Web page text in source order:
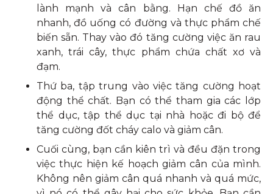
lành mạnh và cân bằng. Hạn chế đồ ăn
nhanh, đồ uống có đường và thực phẩm chế
biến sẵn. Thay vào đó tăng cường việc ăn rau
xanh, trái cây, thực phẩm chứa chất xơ và
đạm.
Thứ ba, tập trung vào việc tăng cường hoạt
động thể chất. Bạn có thể tham gia các lớp
thể dục, tập thể dục tại nhà hoặc đi bộ để
tăng cường đốt cháy calo và giảm cân.
Cuối cùng, bạn cần kiên trì và đều đặn trong
việc thực hiện kế hoạch giảm cân của mình.
Không nên giảm cân quá nhanh và quá mức,